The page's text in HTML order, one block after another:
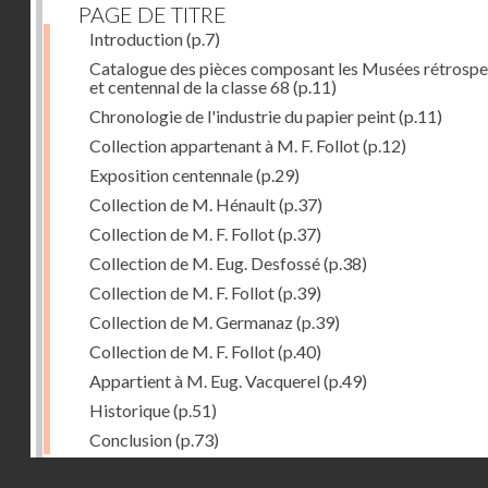
PAGE DE TITRE
Introduction(p.7)
Catalogue des pièces composant les Musées
et centennal de la classe 68 (p.11)
Chronologie de l'industrie du papier peint(p.11)
Collection appartenant à M. F. Follot(p.12)
Exposition centennale(p.29)
Collection de M. Hénault(p.37)
Collection de M. F. Follot(p.37)
Collection de M. Eug. Desfossé(p.38)
Collection de M. F. Follot(p.39)
Collection de M. Germanaz(p.39)
Collection de M. F. Follot(p.40)
Appartient à M. Eug. Vacquerel(p.49)
Historique(p.51)
Conclusion(p.73)